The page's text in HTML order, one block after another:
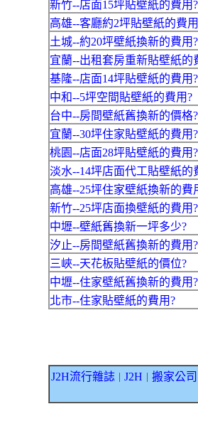
新竹--店面15坪貼壁紙的費用?
高雄--客廳約2坪貼壁紙的費
土城--約20坪壁紙換新的費用?
宜蘭--出租套房重新貼壁紙的
基隆--店面14坪貼壁紙的費用?
中和--5坪空間貼壁紙的費用?
台中--房間壁紙舊換新的價格?
宜蘭--30坪住家貼壁紙的費用?
桃園--店面28坪貼壁紙的費用?
淡水--14坪店面代工貼壁紙的
高雄--25坪住家壁紙換新的費
新竹--25坪店面換壁紙的費用?
中壢--壁紙舊換新一坪多少?
汐止--房間壁紙舊換新的費用?
三峽--天花板貼壁紙的價位?
中壢--住家壁紙舊換新的費用?
北市--住家貼壁紙的費用?
J2H流行雜誌｜ J2H 搬家公司